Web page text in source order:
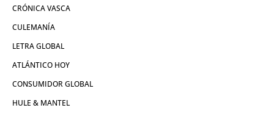
CRÓNICA VASCA
CULEMANÍA
LETRA GLOBAL
ATLÁNTICO HOY
CONSUMIDOR GLOBAL
HULE & MANTEL